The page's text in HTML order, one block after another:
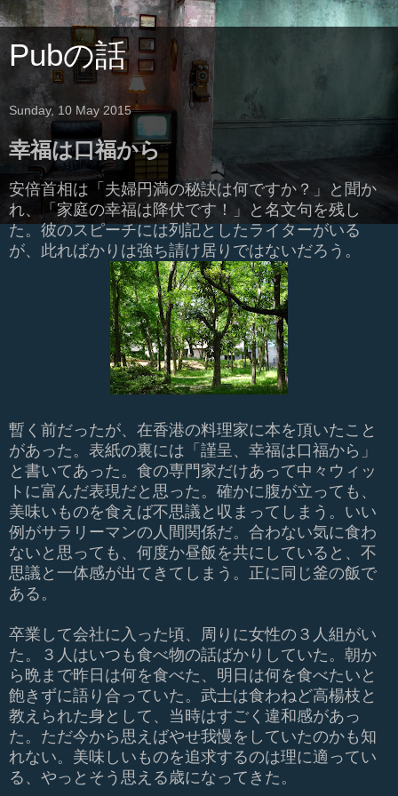
Pubの話
Sunday, 10 May 2015
幸福は口福から
安倍首相は「夫婦円満の秘訣は何ですか？」と聞か
れ、「家庭の幸福は降伏です！」と名文句を残し
た。彼のスピーチには列記としたライターがいる
が、此ればかりは強ち請け居りではないだろう。
暫く前だったが、在香港の料理家に本を頂いたこと
があった。表紙の裏には「謹呈、幸福は口福から」
と書いてあった。食の専門家だけあって中々ウィッ
トに富んだ表現だと思った。確かに腹が立っても、
美味いものを食えば不思議と収まってしまう。いい
例がサラリーマンの人間関係だ。合わない気に食わ
ないと思っても、何度か昼飯を共にしていると、不
思議と一体感が出てきてしまう。正に同じ釜の飯で
ある。
卒業して会社に入った頃、周りに女性の３人組がい
た。３人はいつも食べ物の話ばかりしていた。朝か
ら晩まで昨日は何を食べた、明日は何を食べたいと
飽きずに語り合っていた。武士は食わねど高楊枝と
教えられた身として、当時はすごく違和感があっ
た。ただ今から思えばやせ我慢をしていたのかも知
れない。美味しいものを追求するのは理に適ってい
る、やっとそう思える歳になってきた。